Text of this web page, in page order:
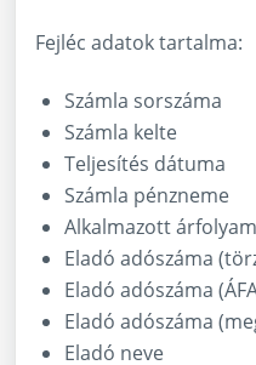
Fejléc adatok tartalma:
Számla sorszáma
Számla kelte
Teljesítés dátuma
Számla pénzneme
Alkalmazott árfolyam
Eladó adószáma
Eladó adószáma
Eladó adószáma
Eladó neve